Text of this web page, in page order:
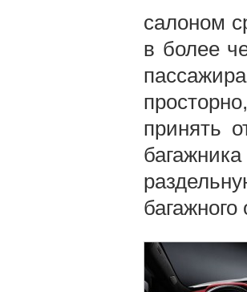
салоном
в более
принять